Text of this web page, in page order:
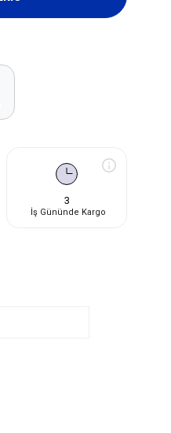
3
İş Gününde Kargo